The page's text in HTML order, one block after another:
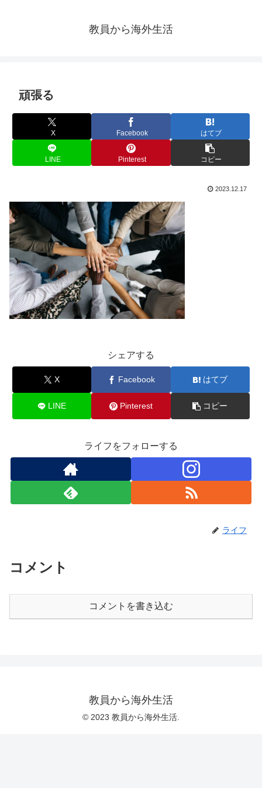
教員から海外生活
頑張る
X Facebook はてブ
LINE Pinterest コピー
2023.12.17
シェアする
X Facebook はてブ
LINE Pinterest コピー
ライフをフォローする
ライフ
コメント
コメントを書き込む
教員から海外生活
© 2023 教員から海外生活.